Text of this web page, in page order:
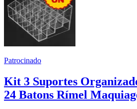
Patrocinado
Kit 3 Suportes
24 Batons Rímel